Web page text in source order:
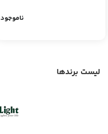
ناموجود
لیست برندها